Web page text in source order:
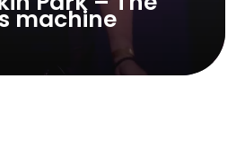
machine